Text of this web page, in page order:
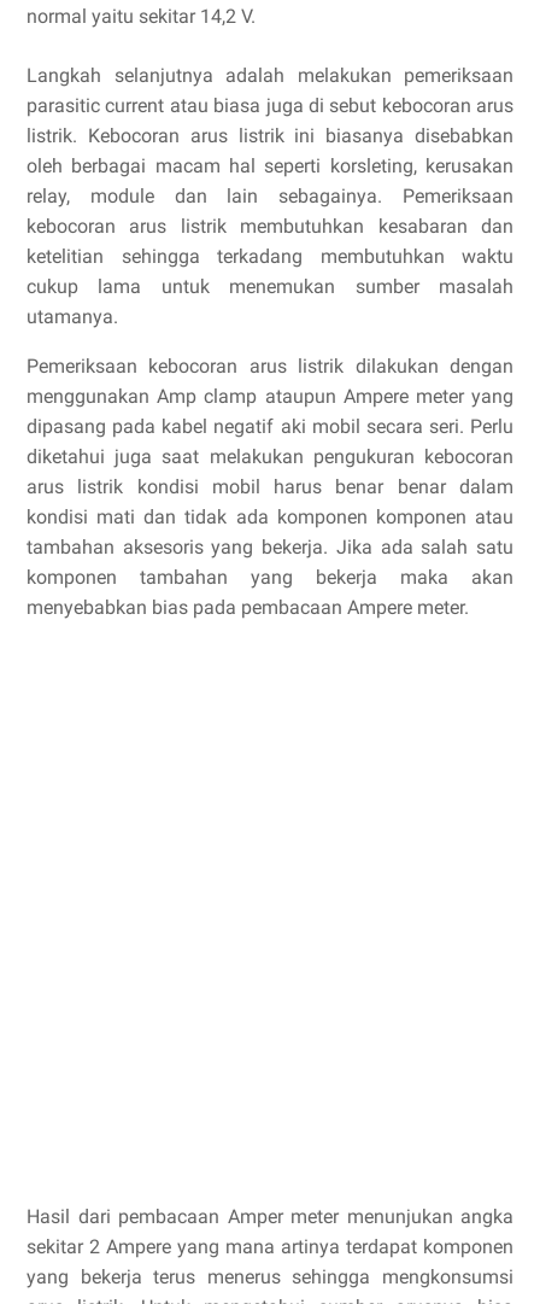
normal yaitu sekitar 14,2 V.
Langkah selanjutnya adalah melakukan pemeriksaan
parasitic current atau biasa juga di sebut kebocoran arus
listrik. Kebocoran arus listrik ini biasanya disebabkan
oleh berbagai macam hal seperti korsleting, kerusakan
relay, module dan lain sebagainya. Pemeriksaan
kebocoran arus listrik membutuhkan kesabaran dan
ketelitian sehingga terkadang membutuhkan waktu
cukup lama untuk menemukan sumber masalah
utamanya.
Pemeriksaan kebocoran arus listrik dilakukan dengan
menggunakan Amp clamp ataupun Ampere meter yang
dipasang pada kabel negatif aki mobil secara seri. Perlu
diketahui juga saat melakukan pengukuran kebocoran
arus listrik kondisi mobil harus benar benar dalam
kondisi mati dan tidak ada komponen komponen atau
tambahan aksesoris yang bekerja. Jika ada salah satu
komponen tambahan yang bekerja maka akan
menyebabkan bias pada pembacaan Ampere meter.
Hasil dari pembacaan Amper meter menunjukan angka
sekitar 2 Ampere yang mana artinya terdapat komponen
yang bekerja terus menerus sehingga mengkonsumsi